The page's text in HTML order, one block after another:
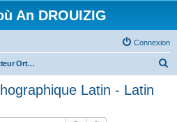
An DROUIZIG
Connexion
COL - Correcteur Orthographique Latin - Latin Spell Checker
Latin - Latin